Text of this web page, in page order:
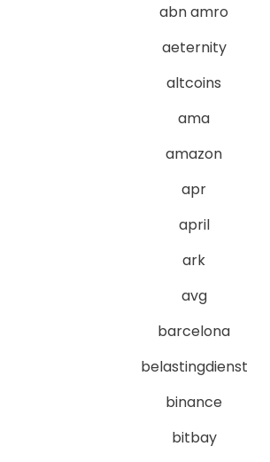
abn amro
aeternity
altcoins
ama
amazon
apr
april
ark
avg
barcelona
belastingdienst
binance
bitbay